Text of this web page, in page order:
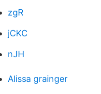
zgR
jCKC
nJH
Alissa grainger